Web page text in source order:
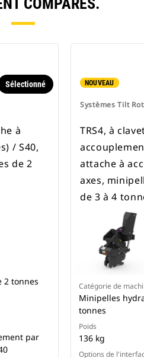
COMPARÉS.
Sélectionné
à
/ S40,
de 2
2 tonnes
par
NOUVEAU
Systèmes Tilt
TRS4, à
attache à
axes,
de 3 à 4
Catégorie de
Minipelles
tonnes
Poids
136 kg
Options de